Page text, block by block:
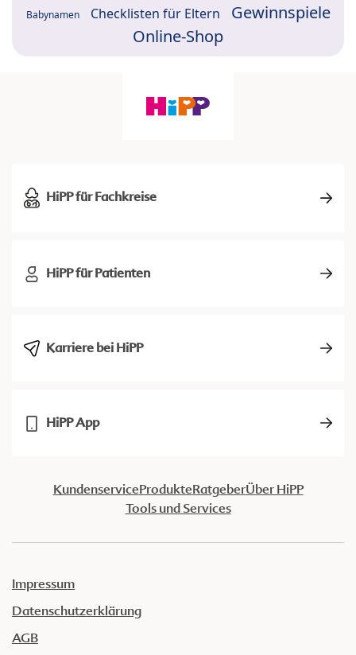
Babynamen Checklisten für Eltern
Gewinnspiele
Online-Shop
HiPP für Fachkreise
HiPP für Patienten
Karriere bei HiPP
HiPP App
KundenserviceProdukteRatgeberÜber HiPP
Tools und Services
Impressum
Datenschutzerklärung
AGB